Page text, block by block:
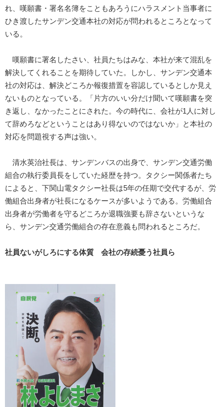
れ、嘆願書・署名名簿をこともあろうにハラスメント当事者に
ひき渡したサンデン交通本社の対応が問われるところとなって
いる。
嘆願書に署名したさい、社員たちはみな、本社が来て混乱を
解決してくれることを期待していた。しかし、サンデン交通本
社の対応は、解決どころか報復措置を容認しているとしか見え
ないものとなっている。「片方のいい分だけ聞いて嘆願書を突
き返し、なかったことにされた。今の時代に、会社が1人に対し
て辞めろなどということはあり得ないのではないか」と本社の
対応を問題視する声は強い。
清水英治社長は、サンデンバスの出身で、サンデン交通労働
組合の執行委員長をしていた経歴を持つ。タクシー関係者たち
によると、下関山電タクシー社長は5年の任期で交代するが、労
働組合出身者が社長になるケースが多いようである。労働組合
出身者が労働者を守るどころか退職強要も辞さないというな
ら、サンデン交通労働組合の存在意義も問われるところだ。
社員ないがしろにする体質 会社の存続憂う社員ら